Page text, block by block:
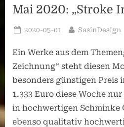
Mai 2020: „Stroke
Posted
2020-05-01 By
SasinDesign
Ein Werke aus dem
Zeichnung“ steht diesen
besonders günstigen Preis
1.333 Euro diese Woche
in hochwertigen Schminke
ebenso qualitativ